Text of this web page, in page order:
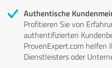
Authentische
Profitieren Sie von
authentifizierten
ProvenExpert.com helfen
Dienstleisters oder